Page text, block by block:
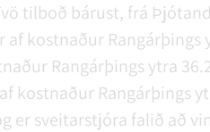
tilboð bárust, frá
kostnaður Rangárþings
Rangárþings ytra
kostnaður Rangárþings
er sveitarstjóra falið að